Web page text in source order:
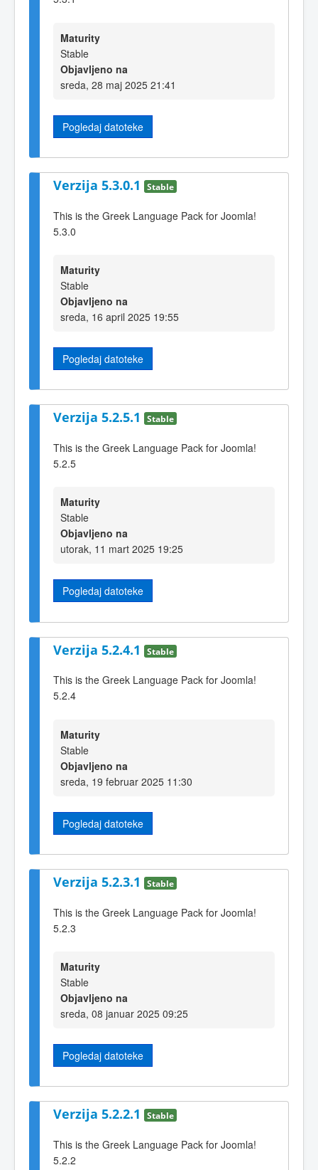
Maturity
Stable
Objavljeno na
sreda, 28 maj 2025 21:41
Pogledaj datoteke
Verzija 5.3.0.1 Stable
This is the Greek Language Pack for Joomla!
5.3.0
Maturity
Stable
Objavljeno na
sreda, 16 april 2025 19:55
Pogledaj datoteke
Verzija 5.2.5.1 Stable
This is the Greek Language Pack for Joomla!
5.2.5
Maturity
Stable
Objavljeno na
utorak, 11 mart 2025 19:25
Pogledaj datoteke
Verzija 5.2.4.1 Stable
This is the Greek Language Pack for Joomla!
5.2.4
Maturity
Stable
Objavljeno na
sreda, 19 februar 2025 11:30
Pogledaj datoteke
Verzija 5.2.3.1 Stable
This is the Greek Language Pack for Joomla!
5.2.3
Maturity
Stable
Objavljeno na
sreda, 08 januar 2025 09:25
Pogledaj datoteke
Verzija 5.2.2.1 Stable
This is the Greek Language Pack for Joomla!
5.2.2